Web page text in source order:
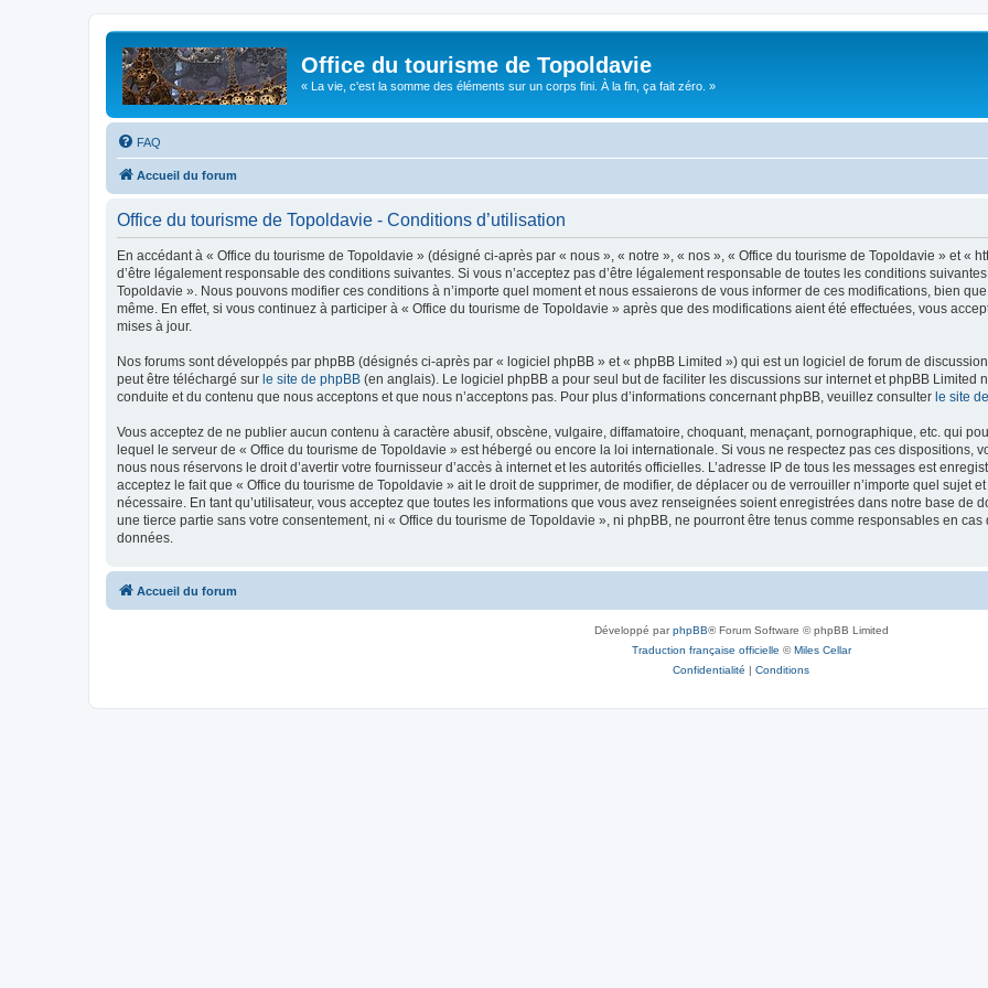
Office du tourisme de Topoldavie
« La vie, c'est la somme des éléments sur un corps fini. À la fin, ça fait zéro. »
FAQ
Accueil du forum
Office du tourisme de Topoldavie - Conditions d’utilisation
En accédant à « Office du tourisme de Topoldavie » (désigné ci-après par « nous », « notre », « nos », « Office du tourisme de Topoldavie » et «
d’être légalement responsable des conditions suivantes. Si vous n’acceptez pas d’être légalement responsable de toutes les conditions
Topoldavie ». Nous pouvons modifier ces conditions à n’importe quel moment et nous essaierons de vous informer de ces modifications, bien
même. En effet, si vous continuez à participer à « Office du tourisme de Topoldavie » après que des modifications aient été effectuées, vous
mises à jour.
Nos forums sont développés par phpBB (désignés ci-après par « logiciel phpBB » et « phpBB Limited ») qui est un logiciel de forum de
peut être téléchargé sur le site de phpBB (en anglais). Le logiciel phpBB a pour seul but de faciliter les discussions sur internet et phpBB Limited
conduite et du contenu que nous acceptons et que nous n’acceptons pas. Pour plus d’informations concernant phpBB, veuillez consulter le site
Vous acceptez de ne publier aucun contenu à caractère abusif, obscène, vulgaire, diffamatoire, choquant, menaçant, pornographique, etc. qui
lequel le serveur de « Office du tourisme de Topoldavie » est hébergé ou encore la loi internationale. Si vous ne respectez pas ces dispositions,
nous nous réservons le droit d’avertir votre fournisseur d’accès à internet et les autorités officielles. L’adresse IP de tous les messages est
acceptez le fait que « Office du tourisme de Topoldavie » ait le droit de supprimer, de modifier, de déplacer ou de verrouiller n’importe quel sujet
nécessaire. En tant qu’utilisateur, vous acceptez que toutes les informations que vous avez renseignées soient enregistrées dans notre base de
une tierce partie sans votre consentement, ni « Office du tourisme de Topoldavie », ni phpBB, ne pourront être tenus comme responsables en
données.
Accueil du forum
Développé parphpBB® Forum Software © phpBB Limited
Traduction française officielle ©Miles Cellar
Confidentialité | Conditions